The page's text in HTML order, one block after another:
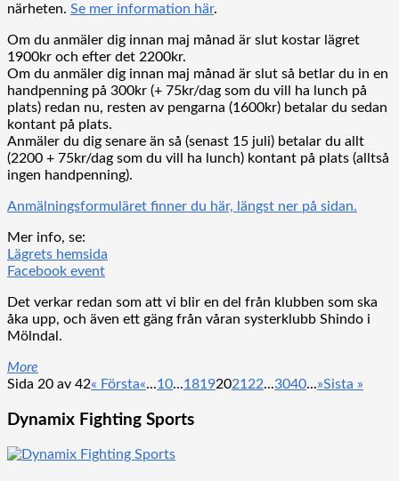
närheten. Se mer information här.
Om du anmäler dig innan maj månad är slut kostar lägret
1900kr och efter det 2200kr.
Om du anmäler dig innan maj månad är slut så betlar du in en
handpenning på 300kr (+ 75kr/dag som du vill ha lunch på
plats) redan nu, resten av pengarna (1600kr) betalar du sedan
kontant på plats.
Anmäler du dig senare än så (senast 15 juli) betalar du allt
(2200 + 75kr/dag som du vill ha lunch) kontant på plats (alltså
ingen handpenning).
Anmälningsformuläret finner du här, längst ner på sidan.
Mer info, se:
Lägrets hemsida
Facebook event
Det verkar redan som att vi blir en del från klubben som ska
åka upp, och även ett gäng från våran systerklubb Shindo i
Mölndal.
More
Sida 20 av 42« Första«...10...18192021 22...3040...»Sista »
Dynamix Fighting Sports